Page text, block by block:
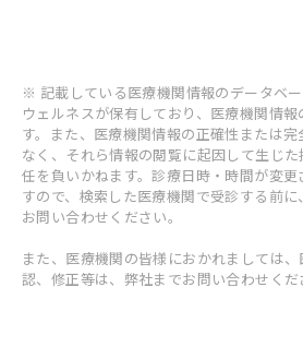
※ 記載している医療機関情報のデータベ
ウェルネスが保有しており、医療機関情
す。また、医療機関情報の正確性または
なく、それら情報の閲覧に起因して生じ
任を負いかねます。診療日時・時間が変
すので、検索した医療機関で受診する前
お問い合わせください。
また、医療機関の皆様におかれましては
認、修正等は、弊社までお問い合わせくだ